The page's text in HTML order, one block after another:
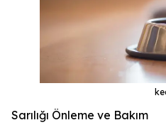
Sarılığı Önleme ve Bakım